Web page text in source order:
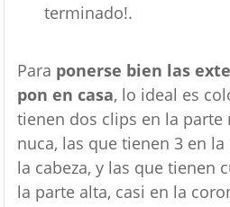
terminado!.
Para ponerse bien las
pon en casa, lo ideal es
tienen dos clips en la parte
nuca, las que tienen 3 en
la cabeza, y las que tienen
la parte alta, casi en la